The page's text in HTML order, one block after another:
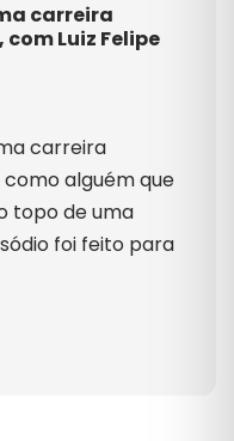
carreira
Luiz Felipe
carreira
alguém que
topo de uma
foi feito para